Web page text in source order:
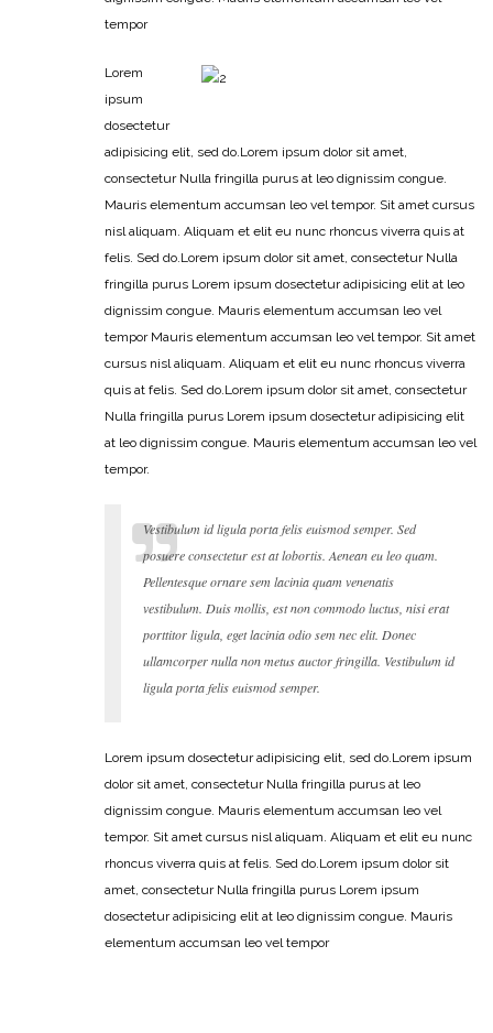
tempor
Lorem
ipsum
dosectetur
adipisicing elit, sed do.Lorem ipsum dolor sit amet,
consectetur Nulla fringilla purus at leo dignissim congue.
Mauris elementum accumsan leo vel tempor. Sit amet cursus
nisl aliquam. Aliquam et elit eu nunc rhoncus viverra quis at
felis. Sed do.Lorem ipsum dolor sit amet, consectetur Nulla
fringilla purus Lorem ipsum dosectetur adipisicing elit at leo
dignissim congue. Mauris elementum accumsan leo vel
tempor Mauris elementum accumsan leo vel tempor. Sit amet
cursus nisl aliquam. Aliquam et elit eu nunc rhoncus viverra
quis at felis. Sed do.Lorem ipsum dolor sit amet, consectetur
Nulla fringilla purus Lorem ipsum dosectetur adipisicing elit
at leo dignissim congue. Mauris elementum accumsan leo vel
tempor.
Vestibulum id ligula porta felis euismod semper. Sed
posuere consectetur est at lobortis. Aenean eu leo quam.
Pellentesque ornare sem lacinia quam venenatis
vestibulum. Duis mollis, est non commodo luctus, nisi erat
porttitor ligula, eget lacinia odio sem nec elit. Donec
ullamcorper nulla non metus auctor fringilla. Vestibulum id
ligula porta felis euismod semper.
Lorem ipsum dosectetur adipisicing elit, sed do.Lorem ipsum
dolor sit amet, consectetur Nulla fringilla purus at leo
dignissim congue. Mauris elementum accumsan leo vel
tempor. Sit amet cursus nisl aliquam. Aliquam et elit eu nunc
rhoncus viverra quis at felis. Sed do.Lorem ipsum dolor sit
amet, consectetur Nulla fringilla purus Lorem ipsum
dosectetur adipisicing elit at leo dignissim congue. Mauris
elementum accumsan leo vel tempor